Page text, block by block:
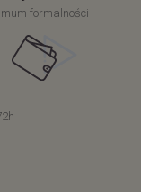
formalności